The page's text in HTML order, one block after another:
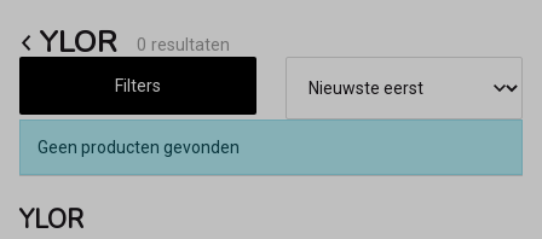
YLOR
Fifty8
YLOR 0 resultaten
Filters
Geen producten gevonden
YLOR